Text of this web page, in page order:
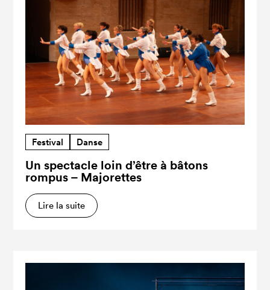
Festival Danse
Un spectacle loin d’être à bâtons
rompus – Majorettes
Lire la suite